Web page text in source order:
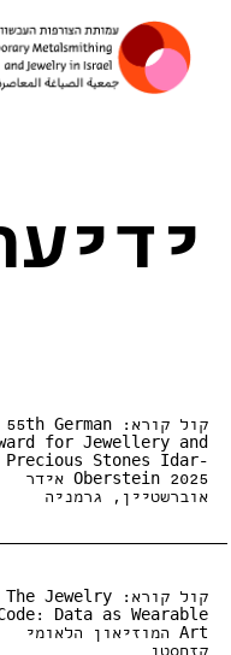
ניווט
קול קורא: 55th German
for Jewellery and
Precious Stones Idar-
Oberstein 2025 אידר
אוברשטיין, גרמניה
קול קורא: The Jewelry
Code: Data as Wearable
Art המוזיאון הלאומי